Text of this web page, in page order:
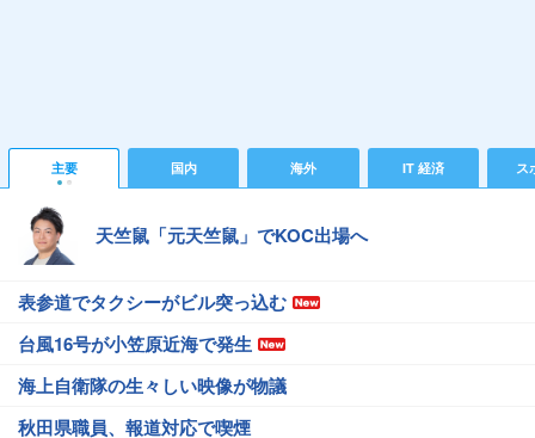
主要 国内 海外 IT 経済 ス
天竺鼠「元天竺鼠」でKOC出場へ
表参道でタクシーがビル突っ込む
台風16号が小笠原近海で発生
海上自衛隊の生々しい映像が物議
秋田県職員、報道対応で喫煙